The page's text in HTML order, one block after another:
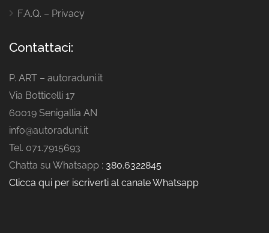
F.A.Q. – Privacy
Contattaci:
P. ART – autoraduni.it
Via Botticelli 17
60019 Senigallia AN
info@autoraduni.it
Tel. 071.7915693
Chatta su Whatsapp : 380.6322845
Clicca qui per iscriverti al canale Whatsapp